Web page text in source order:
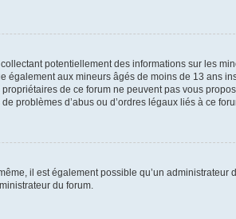
potentiellement des informations sur les
aux mineurs âgés de moins de 13 ans
de ce forum ne peuvent pas vous
problèmes d’abus ou d’ordres légaux liés à ce
il est également possible qu’un administrateur
du forum.